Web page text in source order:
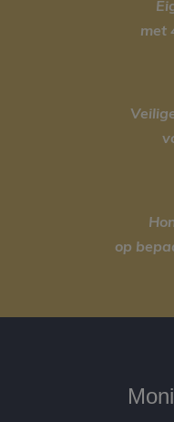
met
op